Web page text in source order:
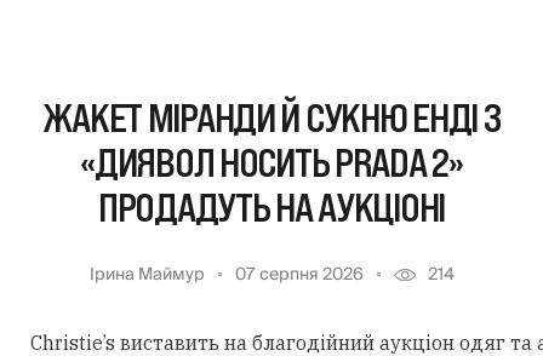
ЖАКЕТ МІРАНДИ Й СУКНЮ ЕНДІ З
«ДИЯВОЛ НОСИТЬ PRADA 2»
ПРОДАДУТЬ НА АУКЦІОНІ
Ірина Маймур 07 серпня 2026 214
Christie’s виставить на благодійний аукціон одяг